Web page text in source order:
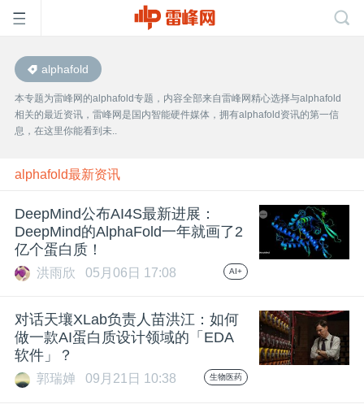
首
页
雷
峰
网
公
alphafold
本专题为雷峰网的alphafold专题，内容全部来自雷峰网精心选择与alphafold
相关的最近资讯，雷峰网是国内智能硬件媒体，拥有alphafold资讯的第一信
息，在这里你能看到未..
alphafold最新资讯
DeepMind公布AI4S最新进展：
DeepMind的AlphaFold一年就画了2
亿个蛋白质！
洪雨欣 05月06日 17:08 AI+
对话天壤XLab负责人苗洪江：如何
做一款AI蛋白质设计领域的「EDA
软件」？
郭瑞婵 09月21日 10:38 生物医药